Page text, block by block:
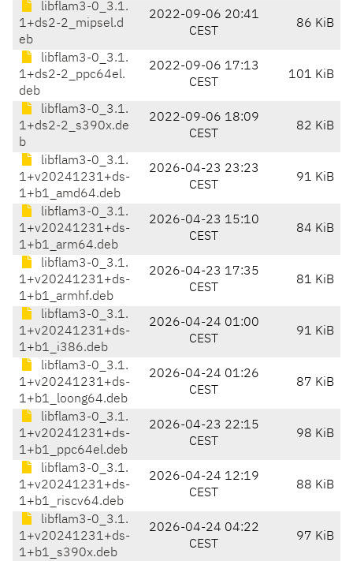
libflam3-0_3.1.
1+ds2-2_mipsel.d
eb
2022-09-06 20:41
CEST
86 KiB
libflam3-0_3.1.
1+ds2-2_ppc64el.
deb
2022-09-06 17:13
CEST
101 KiB
libflam3-0_3.1.
1+ds2-2_s390x.de
b
2022-09-06 18:09
CEST
82 KiB
libflam3-0_3.1.
1+v20241231+ds-
1+b1_amd64.deb
2026-04-23 23:23
CEST
91 KiB
libflam3-0_3.1.
1+v20241231+ds-
1+b1_arm64.deb
2026-04-23 15:10
CEST
84 KiB
libflam3-0_3.1.
1+v20241231+ds-
1+b1_armhf.deb
2026-04-23 17:35
CEST
81 KiB
libflam3-0_3.1.
1+v20241231+ds-
1+b1_i386.deb
2026-04-24 01:00
CEST
91 KiB
libflam3-0_3.1.
1+v20241231+ds-
1+b1_loong64.deb
2026-04-24 01:26
CEST
87 KiB
libflam3-0_3.1.
1+v20241231+ds-
1+b1_ppc64el.deb
2026-04-23 22:15
CEST
98 KiB
libflam3-0_3.1.
1+v20241231+ds-
1+b1_riscv64.deb
2026-04-24 12:19
CEST
88 KiB
libflam3-0_3.1.
1+v20241231+ds-
1+b1_s390x.deb
2026-04-24 04:22
CEST
97 KiB